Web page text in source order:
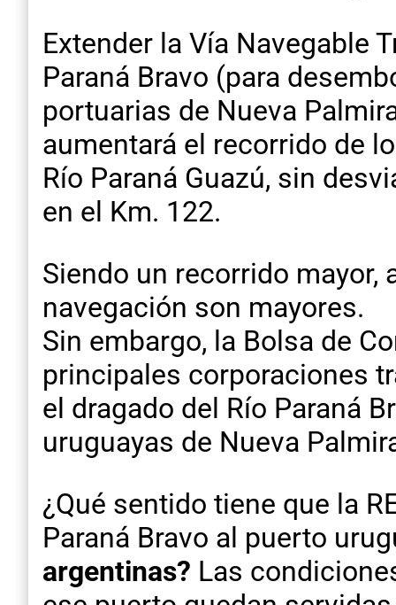
Extender la Vía Navegable
Paraná Bravo (para
portuarias de Nueva
aumentará el recorrido de
Río Paraná Guazú, sin
en el Km. 122.
Siendo un recorrido mayor,
navegación son mayores.
Sin embargo, la Bolsa de
principales corporaciones
el dragado del Río Paraná
uruguayas de Nueva
¿Qué sentido tiene que la
Paraná Bravo al puerto
argentinas? Las